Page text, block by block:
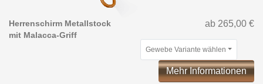
Herrenschirm Metallstock
mit Malacca-Griff
ab 265,00 €
Gewebe Variante wählen
Mehr Informationen